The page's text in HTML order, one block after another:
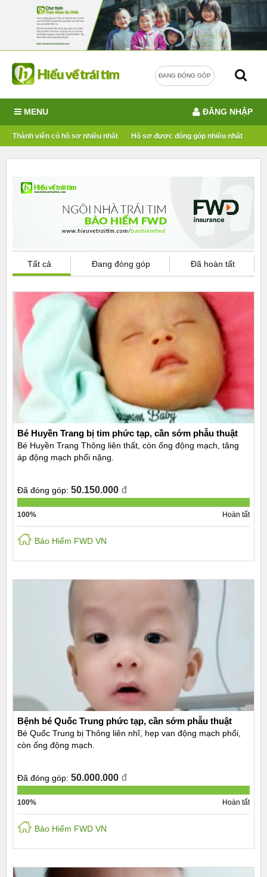
ĐANG ĐÓNG GÓP
MENU
Thành viên có hồ sơ nhiều nhất Hồ sơ được đóng góp nhiều nhất
ĐĂNG NHẬP
Tất cả Đang đóng góp Đã hoàn tất
Bé Huyền Trang bị tim phức tạp, cần sớm phẫu thuật
Bé Huyền Trang Thông liên thất, còn ống động mạch, tăng
áp động mạch phổi nặng.
Đã đóng góp: 50.150.000 đ
100% Hoàn tất
Bảo Hiểm FWD VN
Bệnh bé Quốc Trung phức tạp, cần sớm phẫu thuật
Bé Quốc Trung bị Thông liên nhĩ, hẹp van động mạch phổi,
còn ống động mạch.
Đã đóng góp: 50.000.000 đ
100% Hoàn tất
Bảo Hiểm FWD VN